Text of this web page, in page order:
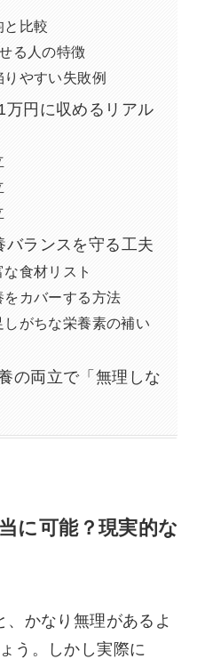
と比較
る人の特徴
やすい失敗例
万円に収めるリアル
バランスを守る工夫
食材リスト
カバーする方法
がちな栄養素の補い
の両立で「無理しな
に可能？現実的な
、かなり無理があるよ
う。しかし実際に